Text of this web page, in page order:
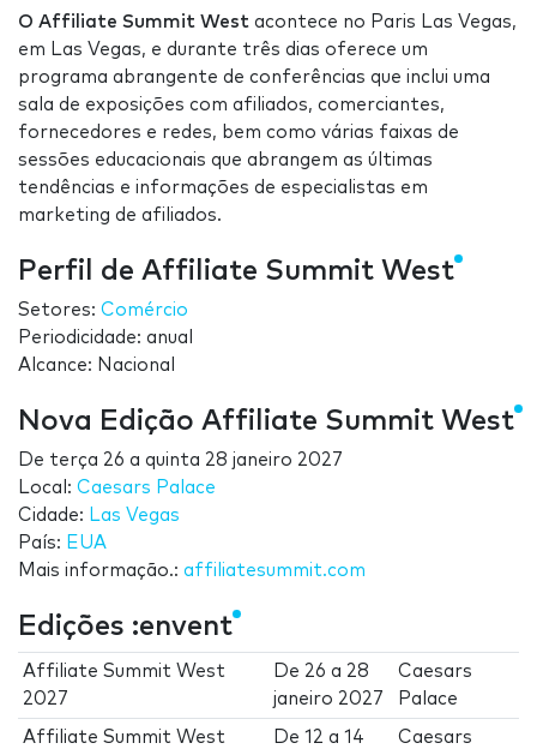
O Affiliate Summit West acontece no Paris Las Vegas,
em Las Vegas, e durante três dias oferece um
programa abrangente de conferências que inclui uma
sala de exposições com afiliados, comerciantes,
fornecedores e redes, bem como várias faixas de
sessões educacionais que abrangem as últimas
tendências e informações de especialistas em
marketing de afiliados.
Perfil de Affiliate Summit West
Setores: Comércio
Periodicidade: anual
Alcance: Nacional
Nova Edição Affiliate Summit West
De terça 26 a quinta 28 janeiro 2027
Local: Caesars Palace
Cidade: Las Vegas
País: EUA
Mais informação.: affiliatesummit.com
Edições :envent
Affiliate Summit West
2027
De 26 a 28
janeiro 2027
Caesars
Palace
Affiliate Summit West
De12 a14
Caesars